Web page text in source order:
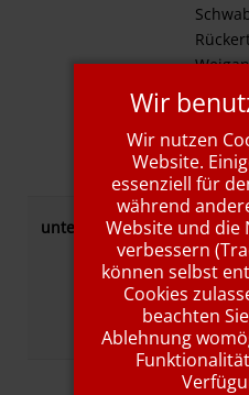
(SVB)
unten v. l. n. r.:
Julian
Timo
Max
Wir
Wir nutzen
Website.
essenziell für
während
Website und die
verbessern
können selbst
Cookies
beachten
Ablehnung